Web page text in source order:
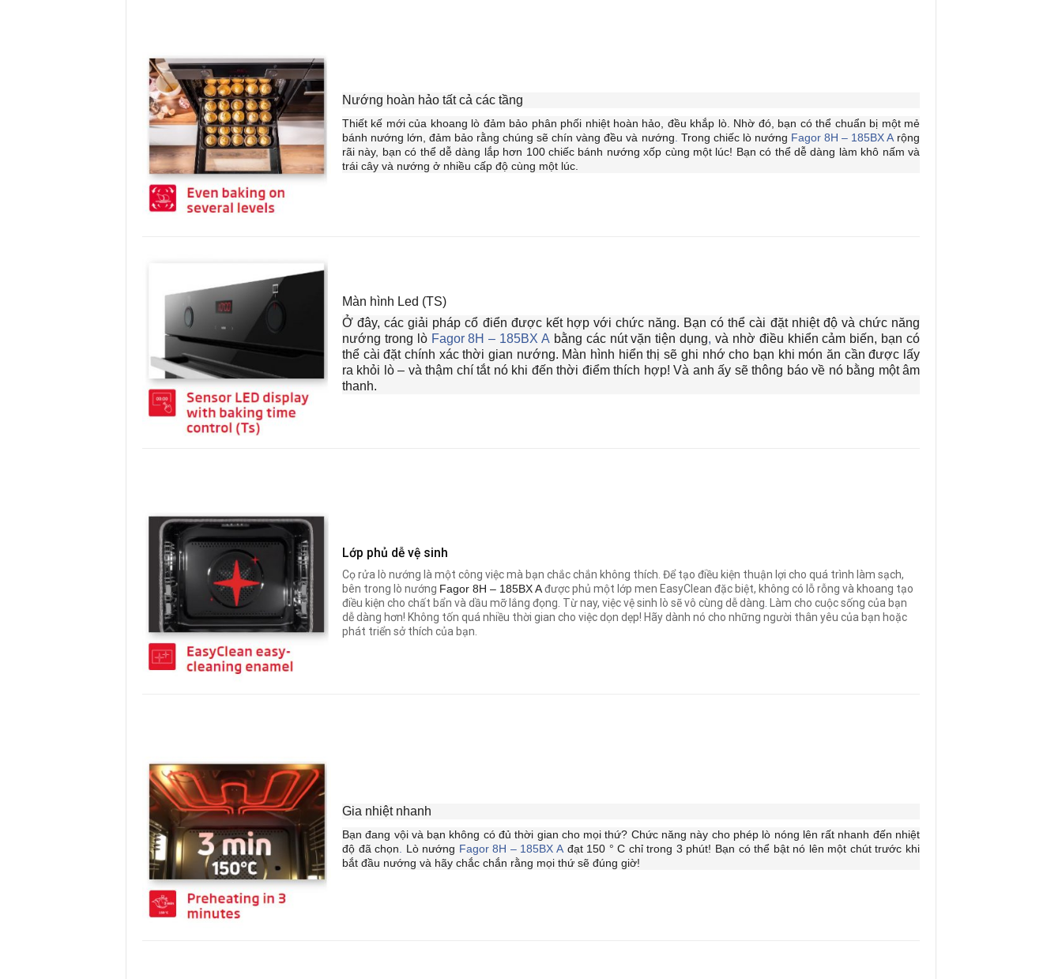
Nướng hoàn hảo tất cả các tầng
Thiết kế mới của khoang lò đảm bảo phân phối nhiệt hoàn hảo, đều khắp lò. Nhờ đó, bạn có thể chuẩn bị một mẻ
bánh nướng lớn, đảm bảo rằng chúng sẽ chín vàng đều và nướng Trong chiếc lò nướng Fagor 8H – 185BX Arộng
rãi này, bạn có thể dễ dàng lắp hơn 100 chiếc bánh nướng xốp cùng một lúc! Bạn có thể dễ dàng làm khô nấm và
trái cây và nướng ở nhiều cấp độ cùng một lúc.
Màn hình Led (TS)
Ở đây, các giải pháp cổ điển được kết hợp với chức năng. Bạn có thể cài đặt nhiệt độ và chức năng
nướng trong lò Fagor 8H – 185BX A bằng các nút vặn tiện dụng, và nhờ điều khiển cảm biến, bạn có
thể cài đặt chính xác thời gian nướng. Màn hình hiển thị sẽ ghi nhớ cho bạn khi món ăn cần được lấy
ra khỏi lò – và thậm chí tắt nó khi đến thời điểm thích hợp! Và anh ấy sẽ thông báo về nó bằng một âm
thanh.
Lớp phủ dễ vệ sinh
Cọ rửa lò nướng là một công việc mà bạn chắc chắn không thích. Để tạo điều kiện thuận lợi cho quá trình làm sạch,
bên trong lò nướng Fagor 8H – 185BX Ađược phủ một lớp men EasyClean đặc biệt, không có lỗ rỗng và khoang tạo
điều kiện cho chất bẩn và dầu mỡ lắng đọng. Từ nay, việc vệ sinh lò sẽ vô cùng dễ dàng
Làm cho cuộc sống của bạn
dễ dàng hơn! Không tốn quá nhiều thời gian cho việc dọn dẹp! Hãy dành nó cho những người thân yêu của bạn hoặc
phát triển sở thích của bạn.
Gia nhiệt nhanh
Bạn đang vội và bạn không có đủ thời gian cho mọi thứ? Chức năng này cho phép lò nóng lên rất nhanh đến nhiệt
độ đã chọn
Lò nướng Fagor 8H – 185BX A đạt 150 ° C chỉ trong 3 phút! Bạn có thể bật nó lên một chút trước khi
bắt đầu nướng và hãy chắc chắn rằng mọi thứ sẽ đúng giờ!